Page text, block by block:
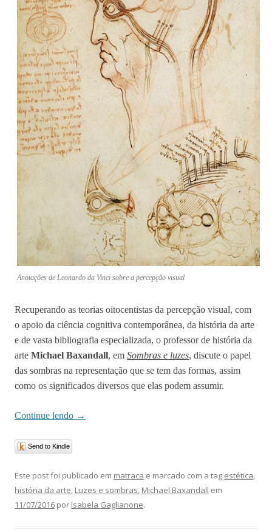
Anotações de Leonardo da Vinci sobre a percepção visual
Recuperando as teorias oitocentistas da percepção visual, com
o apoio da ciência cognitiva contemporânea, da história da arte
e de vasta bibliografia especializada, o professor de história da
arte Michael Baxandall, em Sombras e luzes, discute o papel
das sombras na representação que se tem das formas, assim
como os significados diversos que elas podem assumir.
Continue lendo →
Send to Kindle
Este post foi publicado em matraca e marcado com a tag estética,
história da arte, Luzes e sombras, Michael Baxandall em
11/07/2016 por Isabela Gaglianone.